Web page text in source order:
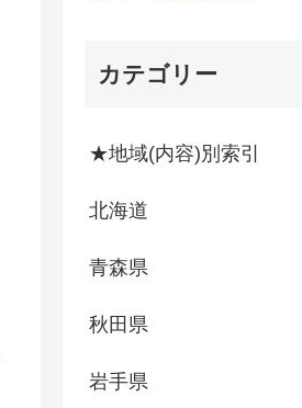
カテゴリー
★地域(内容)別索引
北海道
青森県
秋田県
岩手県